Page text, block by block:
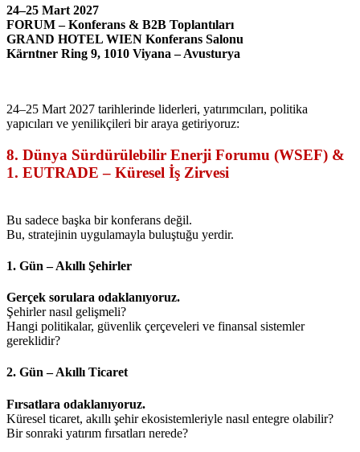
24–25 Mart 2027
FORUM – Konferans & B2B Toplantıları
GRAND HOTEL WIEN Konferans Salonu
Kärntner Ring 9, 1010 Viyana – Avusturya
24–25 Mart 2027 tarihlerinde liderleri, yatırımcıları, politika
yapıcıları ve yenilikçileri bir araya getiriyoruz:
8. Dünya Sürdürülebilir Enerji Forumu (WSEF) &
1. EUTRADE – Küresel İş Zirvesi
Bu sadece başka bir konferans değil.
Bu, stratejinin uygulamayla buluştuğu yerdir.
1. Gün – Akıllı Şehirler
Gerçek sorulara odaklanıyoruz.
Şehirler nasıl gelişmeli?
Hangi politikalar, güvenlik çerçeveleri ve finansal sistemler
gereklidir?
2. Gün – Akıllı Ticaret
Fırsatlara odaklanıyoruz.
Küresel ticaret, akıllı şehir ekosistemleriyle nasıl entegre olabilir?
Bir sonraki yatırım fırsatları nerede?